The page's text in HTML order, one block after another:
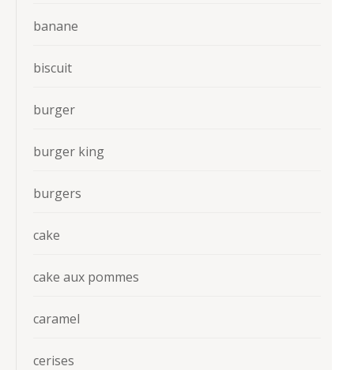
banane
biscuit
burger
burger king
burgers
cake
cake aux pommes
caramel
cerises